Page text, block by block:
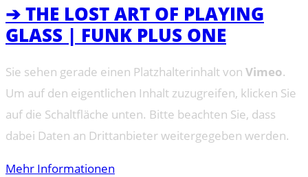
➔ THE LOST ART OF PLAYING
GLASS | FUNK PLUS ONE
Sie sehen gerade einen Platzhalterinhalt von Vimeo.
Um auf den eigentlichen Inhalt zuzugreifen, klicken Sie
auf die Schaltfläche unten. Bitte beachten Sie, dass
dabei Daten an Drittanbieter weitergegeben werden.
Mehr Informationen